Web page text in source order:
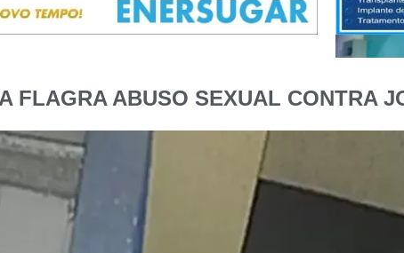
FLAGRA ABUSO SEXUAL CONTRA